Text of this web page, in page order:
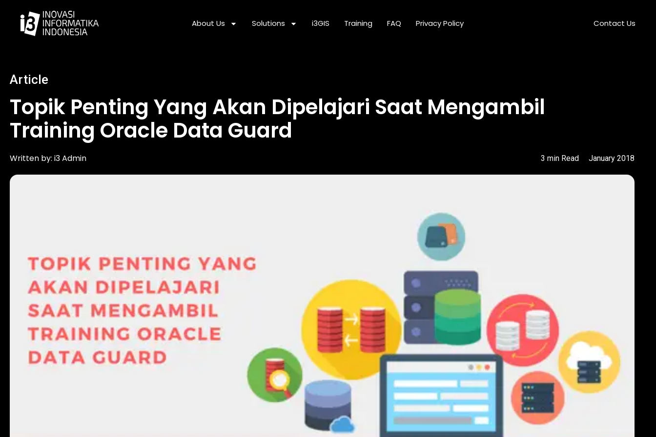
content
About Us Solutions i3GIS Training FAQ Privacy Policy Contact Us
Article
Topik Penting Yang Akan Dipelajari Saat Mengambil
Training Oracle Data Guard
Written by: i3 Admin 3 min Read January 2018